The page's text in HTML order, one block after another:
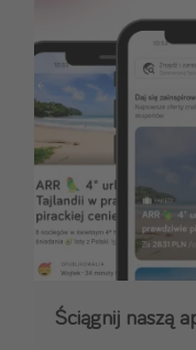
Ściągnij naszą
Dołącz do